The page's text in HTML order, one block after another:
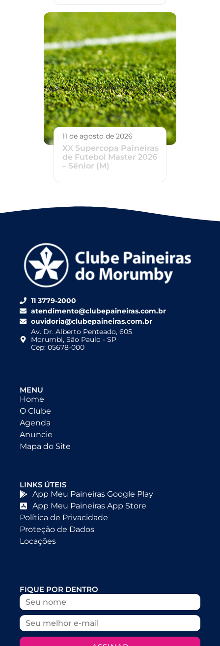
11 de agosto de 2026
XX Supercopa Paineiras
de Futebol Master 2026
– Sênior (M)
11 3779-2000
atendimento@clubepaineiras.com.br
ouvidoria@clubepaineiras.com.br
Av. Dr. Alberto Penteado, 605
Morumbi, São Paulo - SP
Cep: 05678-000
MENU
Home
O Clube
Agenda
Anuncie
Mapa do Site
LINKS ÚTEIS
App Meu Paineiras Google Play
App Meu Paineiras App Store
Política de Privacidade
Proteção de Dados
Locações
FIQUE POR DENTRO